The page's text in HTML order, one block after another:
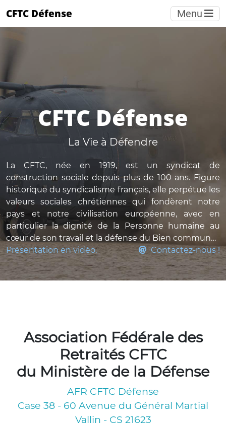
CFTC Défense Menu
CFTC Défense
La Vie à Défendre
La CFTC, née en 1919, est un syndicat de
construction sociale depuis plus de 100 ans. Figure
historique du syndicalisme français, elle perpétue les
valeurs sociales chrétiennes qui fondèrent notre
pays et notre civilisation européenne, avec en
particulier la dignité de la Personne humaine au
cœur de son travail et la défense du Bien commun…
Présentation en vidéo.
Contactez-nous !
Association Fédérale des
Retraités CFTC
du Ministère de la Défense
AFR CFTC Défense
Case 38 - 60 Avenue du Général Martial
Vallin - CS 21623